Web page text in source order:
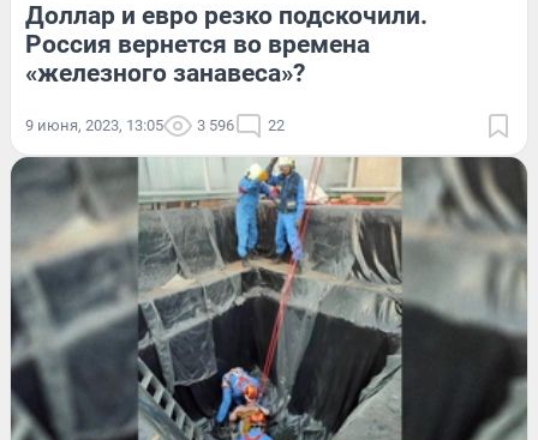
Доллар и евро резко подскочили.
Россия вернется во времена
«железного занавеса»?
9 июня, 2023, 13:05 3 596 22